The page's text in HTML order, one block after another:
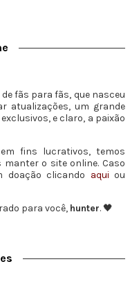
fãs para fãs, que nasceu
atualizações, um grande
e claro, a paixão
fins lucrativos, temos
o site online. Caso
doação clicando aqui ou
para você, hunter. 🖤